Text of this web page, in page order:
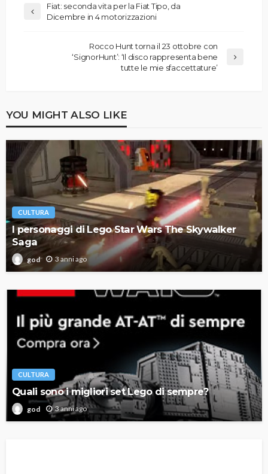
Fiat: seconda vita per la Fiat Tipo, da
Dicembre in 4 motorizzazioni
Rocco Hunt torna il 23 ottobre con
‘SignorHunt’: ‘Il disco rappresenta bene
tutte le mie sfaccettature’
YOU MIGHT ALSO LIKE
CULTURA
I personaggi di Lego Star Wars The Skywalker
Saga
god 3 anni ago
CULTURA
Quali sono i migliori set Lego di sempre?
god 3 anni ago